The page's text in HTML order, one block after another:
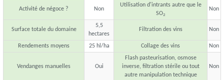
Activité de négoce ? Non
Utilisation d'intrants autre que le
SO2
Non
Surface totale du domaine
5,5
hectares
Filtration des vins Non
Rendements moyens 25 hl/ha Collage des vins Non
Vendanges manuelles Oui
Flash pasteurisation, osmose
inverse, filtration stérile ou tout
autre manipulation technique
Non